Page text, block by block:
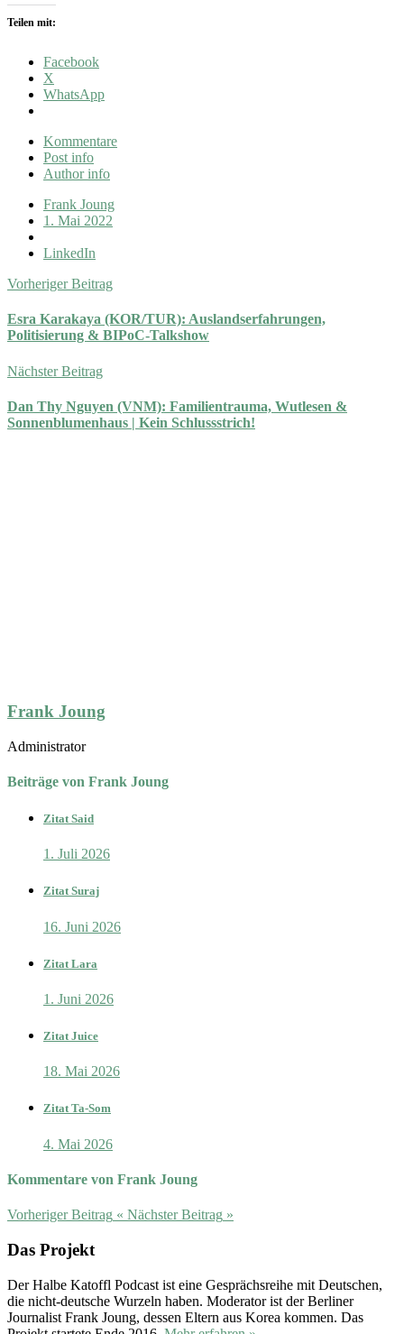
Teilen mit:
Facebook
X
WhatsApp
Kommentare
Post info
Author info
Frank Joung
1. Mai 2022
LinkedIn
Vorheriger Beitrag
Esra Karakaya (KOR/TUR): Auslandserfahrungen,
Politisierung & BIPoC-Talkshow
Nächster Beitrag
Dan Thy Nguyen (VNM): Familientrauma, Wutlesen &
Sonnenblumenhaus | Kein Schlussstrich!
Frank Joung
Administrator
Beiträge von Frank Joung
Zitat Said
1. Juli 2026
Zitat Suraj
16. Juni 2026
Zitat Lara
1. Juni 2026
Zitat Juice
18. Mai 2026
Zitat Ta-Som
4. Mai 2026
Kommentare von Frank Joung
Vorheriger Beitrag « Nächster Beitrag »
Das Projekt
Der Halbe Katoffl Podcast ist eine Gesprächsreihe mit Deutschen,
die nicht-deutsche Wurzeln haben. Moderator ist der Berliner
Journalist Frank Joung, dessen Eltern aus Korea kommen. Das